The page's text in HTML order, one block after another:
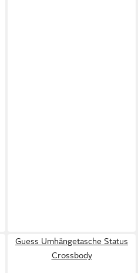
Guess Umhängetasche Status
Crossbody